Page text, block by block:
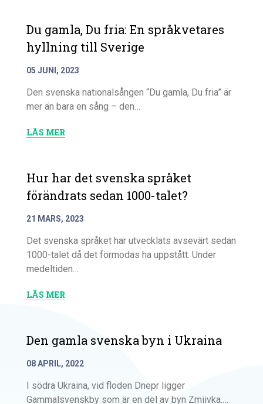
Du gamla, Du fria: En språkvetares
hyllning till Sverige
05 JUNI, 2023
Den svenska nationalsången “Du gamla, Du fria” är
mer än bara en sång – den…
LÄS MER
Hur har det svenska språket
förändrats sedan 1000-talet?
21 MARS, 2023
Det svenska språket har utvecklats avsevärt sedan
1000-talet då det förmodas ha uppstått. Under
medeltiden…
LÄS MER
Den gamla svenska byn i Ukraina
08 APRIL, 2022
I södra Ukraina, vid floden Dnepr ligger
Gammalsvenskby som är en del av byn Zmiivka.…